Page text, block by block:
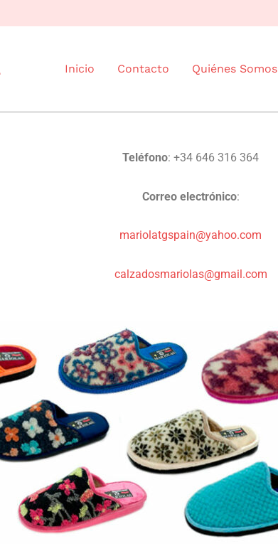
Inicio Contacto Quiénes Somos
Teléfono: +34 646 316 364
Correo electrónico:
mariolatgspain@yahoo.com
calzadosmariolas@gmail.com